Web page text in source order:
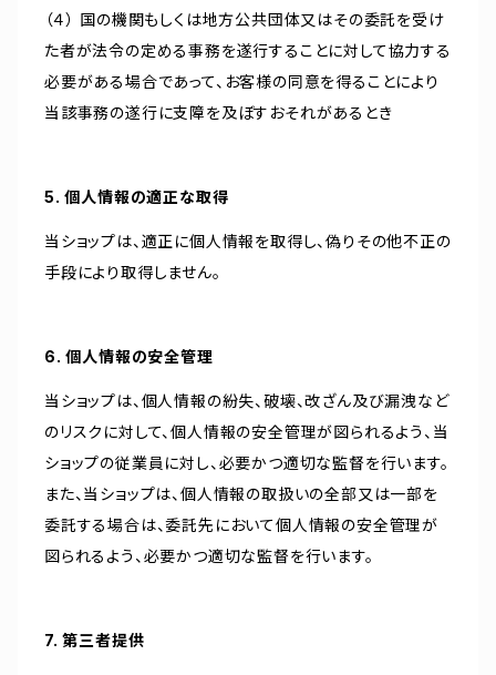
（４） 国の機関もしくは地方公共団体又はその委託を受け
た者が法令の定める事務を遂行することに対して協力する
必要がある場合であって、お客様の同意を得ることにより
当該事務の遂行に支障を及ぼすおそれがあるとき
5. 個人情報の適正な取得
当ショップは、適正に個人情報を取得し、偽りその他不正の
手段により取得しません。
6. 個人情報の安全管理
当ショップは、個人情報の紛失、破壊、改ざん及び漏洩など
のリスクに対して、個人情報の安全管理が図られるよう、当
ショップの従業員に対し、必要かつ適切な監督を行います。
また、当ショップは、個人情報の取扱いの全部又は一部を
委託する場合は、委託先において個人情報の安全管理が
図られるよう、必要かつ適切な監督を行います。
7. 第三者提供